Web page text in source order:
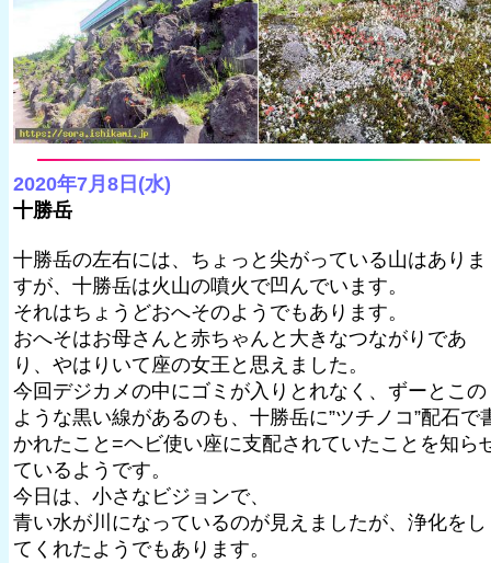
2020年7月8日(水)
十勝岳
十勝岳の左右には、ちょっと尖がっている山はありま
すが、十勝岳は火山の噴火で凹んでいます。
それはちょうどおへそのようでもあります。
おへそはお母さんと赤ちゃんと大きなつながりであ
り、やはりいて座の女王と思えました。
今回デジカメの中にゴミが入りとれなく、ずーとこの
ような黒い線があるのも、十勝岳に”ツチノコ”配石で
かれたこと=ヘビ使い座に支配されていたことを知ら
ているようです。
今日は、小さなビジョンで、
青い水が川になっているのが見えましたが、浄化をし
てくれたようでもあります。